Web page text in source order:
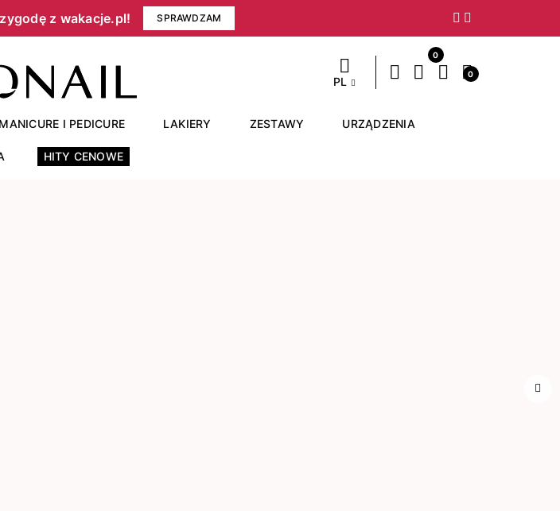
z wakacje.pl!​ SPRAWDZAM Następny
PL
0
0
MANICURE I PEDICURE LAKIERY ZESTAWY URZĄDZENIA
HITY CENOWE